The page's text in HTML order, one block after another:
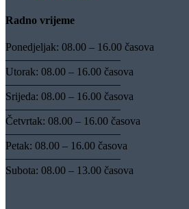
Radno vrijeme
Ponedjeljak: 08.00 – 16.00 časova
——————————–
Utorak: 08.00 – 16.00 časova
——————————–
Srijeda: 08.00 – 16.00 časova
——————————–
Četvrtak: 08.00 – 16.00 časova
——————————–
Petak: 08.00 – 16.00 časova
——————————–
Subota: 08.00 – 13.00 časova